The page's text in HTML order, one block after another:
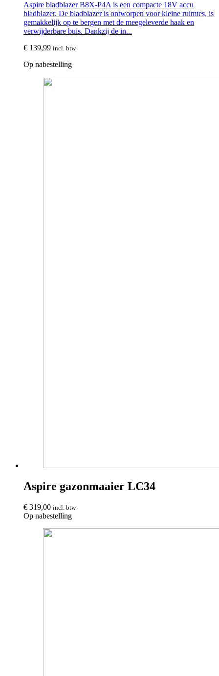
Aspire bladblazer B8X-P4A is een compacte 18V accu
bladblazer. De bladblazer is ontworpen voor kleine ruimtes, is
gemakkelijk op te bergen met de meegeleverde haak en
verwijderbare buis. Dankzij de in...
€ 139,99 incl. btw
Op nabestelling
Aspire gazonmaaier LC34
€ 319,00 incl. btw
Op nabestelling